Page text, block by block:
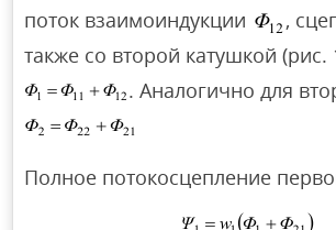
поток взаимоиндукции
,
также со второй катушкой (рис.
. Аналогично для
Полное потокосцепление